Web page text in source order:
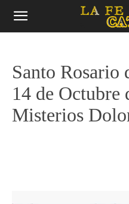
Santo Rosario
14 de Octubre
Misterios